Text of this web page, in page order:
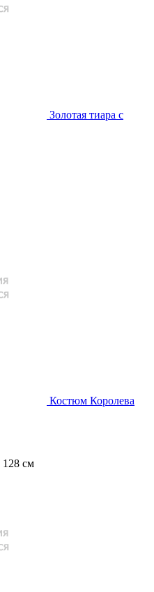
Золотая тиара с
Костюм Королева
128 см